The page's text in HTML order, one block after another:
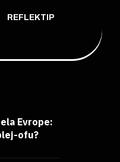
REFLEKTIP
Evrope:
ofu?